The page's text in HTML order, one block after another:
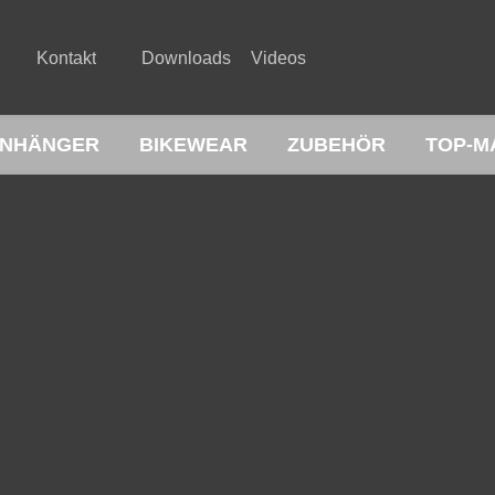
Kontakt Downloads Videos
BIKEWEAR ZUBEHÖR TOP-